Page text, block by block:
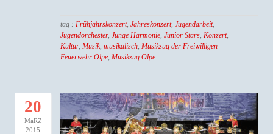
tag : Frühjahrskonzert, Jahreskonzert, Jugendarbeit,
Jugendorchester, Junge Harmonie, Junior Stars, Konzert,
Kultur, Musik, musikalisch, Musikzug der Freiwilligen
Feuerwehr Olpe, Musikzug Olpe
20
MäRZ
2015